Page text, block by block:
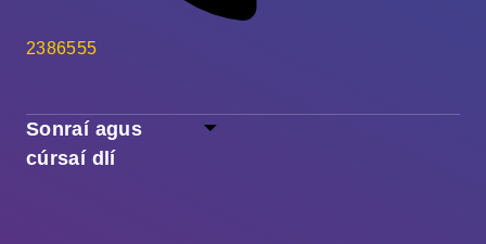
Sonraí agus
cúrsaí dlí
2386555